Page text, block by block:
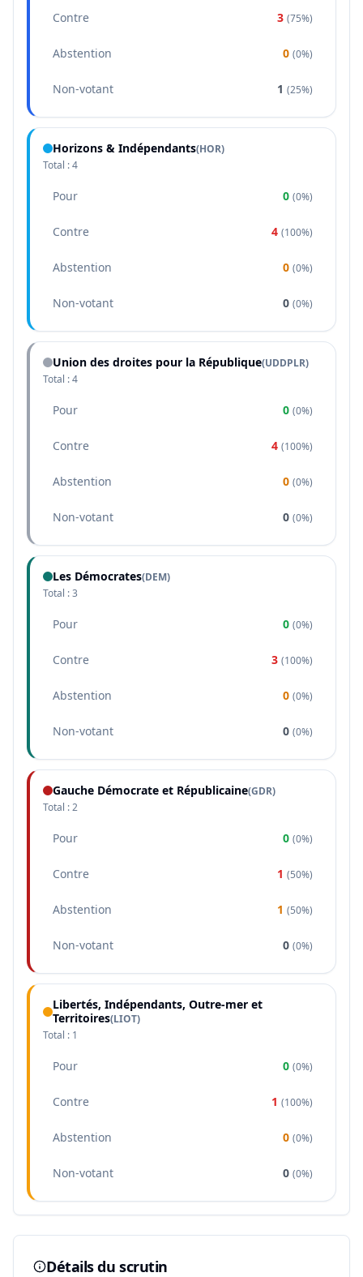
Contre 3 (75%)
Abstention 0 (0%)
Non-votant 1 (25%)
Horizons & Indépendants(HOR)
Total :4
Pour 0 (0%)
Contre 4 (100%)
Abstention 0 (0%)
Non-votant 0 (0%)
Union des droites pour la République(UDDPLR)
Total :4
Pour 0 (0%)
Contre 4 (100%)
Abstention 0 (0%)
Non-votant 0 (0%)
Les Démocrates(DEM)
Total :3
Pour 0 (0%)
Contre 3 (100%)
Abstention 0 (0%)
Non-votant 0 (0%)
Gauche Démocrate et Républicaine(GDR)
Total :2
Pour 0 (0%)
Contre 1 (50%)
Abstention 1 (50%)
Non-votant 0 (0%)
Libertés, Indépendants, Outre-mer et
Territoires(LIOT)
Total : 1
Pour 0 (0%)
Contre 1 (100%)
Abstention 0 (0%)
Non-votant 0 (0%)
Détails du scrutin